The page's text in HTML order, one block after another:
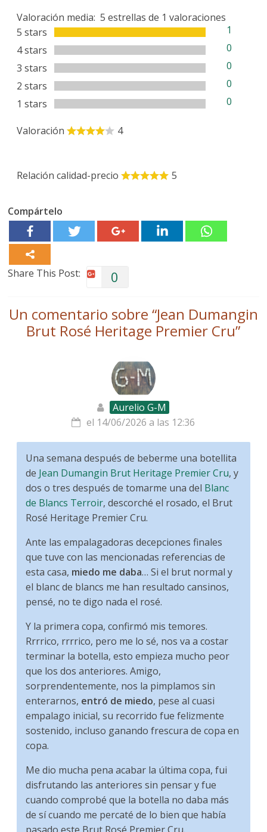
Valoración media:
5 stars
1
4 stars
0
3 stars
0
2 stars
0
1 stars
0
5 estrellas de 1 valoraciones
Valoración 4
Relación calidad-precio 5
Compártelo
Share This Post: 0
Un comentario sobre “Jean Dumangin
Brut Rosé Heritage Premier Cru”
Aurelio G-M
el 14/06/2026 a las 12:36
Una semana después de beberme una botellita
de Jean Dumangin Brut Heritage Premier Cru, y
dos o tres después de tomarme una del Blanc
de Blancs Terroir, descorché el rosado, el Brut
Rosé Heritage Premier Cru.
Ante las empalagadoras decepciones finales
que tuve con las mencionadas referencias de
esta casa, miedo me daba… Si el brut normal y
el blanc de blancs me han resultado cansinos,
pensé, no te digo nada el rosé.
Y la primera copa, confirmó mis temores.
Rrrrico, rrrrico, pero me lo sé, nos va a costar
terminar la botella, esto empieza mucho peor
que los dos anteriores. Amigo,
sorprendentemente, nos la pimplamos sin
enterarnos, entró de miedo, pese al cuasi
empalago inicial, su recorrido fue felizmente
sostenido, incluso ganando frescura de copa en
copa.
Me dio mucha pena acabar la última copa, fui
disfrutando las anteriores sin pensar y fue
cuando comprobé que la botella no daba más
de sí cuando me percaté de lo bien que había